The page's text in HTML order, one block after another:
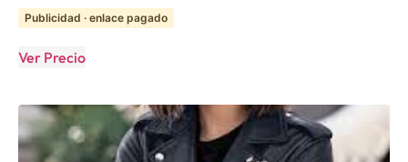
Publicidad · enlace pagado
Ver Precio